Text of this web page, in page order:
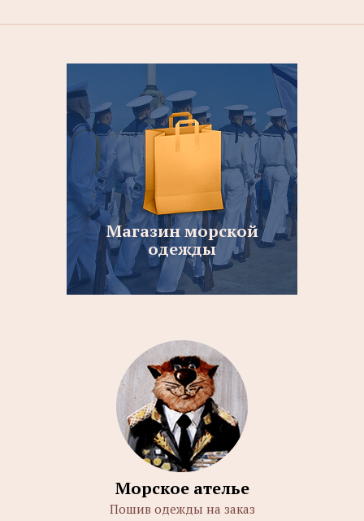
Магазин морской
одежды
Морское ателье
Пошив одежды на заказ